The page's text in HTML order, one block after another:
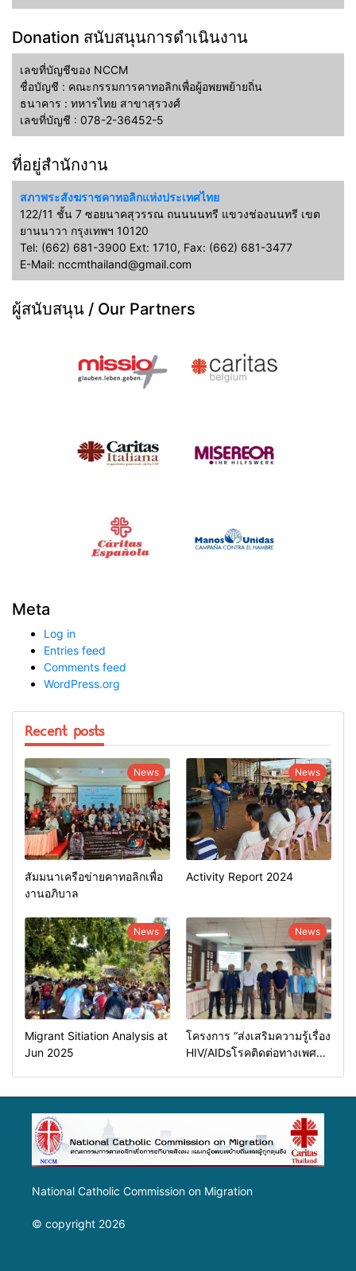
Donation สนับสนุนการดำเนินงาน
เลขที่บัญชีของ NCCM
ชื่อบัญชี : คณะกรรมการคาทอลิกเพื่อผู้อพยพย้ายถิ่น
ธนาคาร : ทหารไทย สาขาสุรวงศ์
เลขที่บัญชี : 078-2-36452-5
ที่อยู่สำนักงาน
สภาพระสังฆราชคาทอลิกแห่งประเทศไทย
122/11 ชั้น 7 ซอยนาคสุวรรณ ถนนนนทรี แขวงช่องนนทรี เขต
ยานนาวา กรุงเทพฯ 10120
Tel: (662) 681-3900 Ext: 1710, Fax: (662) 681-3477
E-Mail: nccmthailand@gmail.com
ผู้สนับสนุน / Our Partners
Meta
Log in
Entries feed
Comments feed
WordPress.org
Recent posts
News
สัมมนาเครือข่ายคาทอลิกเพื่อ
งานอภิบาล
News
Activity Report 2024
News
Migrant Sitiation Analysis at
Jun 2025
News
โครงการ “ส่งเสริมความรู้เรื่อง
HIV/AIDsโรคติดต่อทางเพศ
National Catholic Commission on Migration
© copyright 2026